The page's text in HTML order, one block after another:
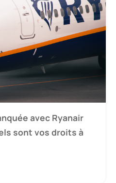
avec Ryanair
sont vos droits à